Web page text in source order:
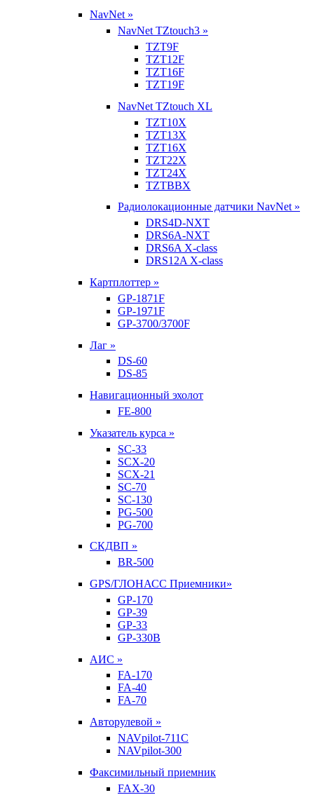
NavNet »
NavNet TZtouch3 »
TZT9F
TZT12F
TZT16F
TZT19F
NavNet TZtouch XL
TZT10X
TZT13X
TZT16X
TZT22X
TZT24X
TZTBBX
Радиолокационные датчики NavNet »
DRS4D-NXT
DRS6A-NXT
DRS6A X-class
DRS12A X-class
Картплоттер »
GP-1871F
GP-1971F
GP-3700/3700F
Лаг »
DS-60
DS-85
Навигационный эхолот
FE-800
Указатель курса »
SC-33
SCX-20
SCX-21
SC-70
SC-130
PG-500
PG-700
СКДВП »
BR-500
GPS/ГЛОНАСС Приемники»
GP-170
GP-39
GP-33
GP-330B
АИС »
FA-170
FA-40
FA-70
Авторулевой »
NAVpilot-711С
NAVpilot-300
Факсимильный приемник
FAX-30